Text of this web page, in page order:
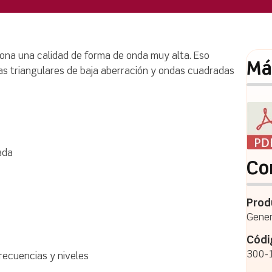
una calidad de forma de onda muy alta. Eso
triangulares de baja aberración y ondas cuadradas
y niveles 300-